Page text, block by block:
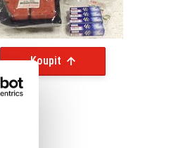
Koupit